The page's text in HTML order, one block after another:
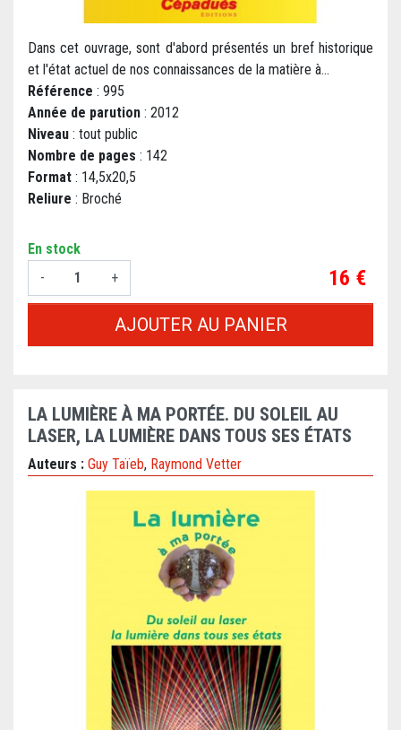
Dans cet ouvrage, sont d'abord présentés un bref historique
et l'état actuel de nos connaissances de la matière à...
Référence : 995
Année de parution : 2012
Niveau : tout public
Nombre de pages : 142
Format : 14,5x20,5
Reliure : Broché
En stock
-
+ Prix
16 €
AJOUTER AU PANIER
LA LUMIÈRE À MA PORTÉE. DU SOLEIL AU
LASER, LA LUMIÈRE DANS TOUS SES ÉTATS
Auteurs : Guy Taïeb, Raymond Vetter